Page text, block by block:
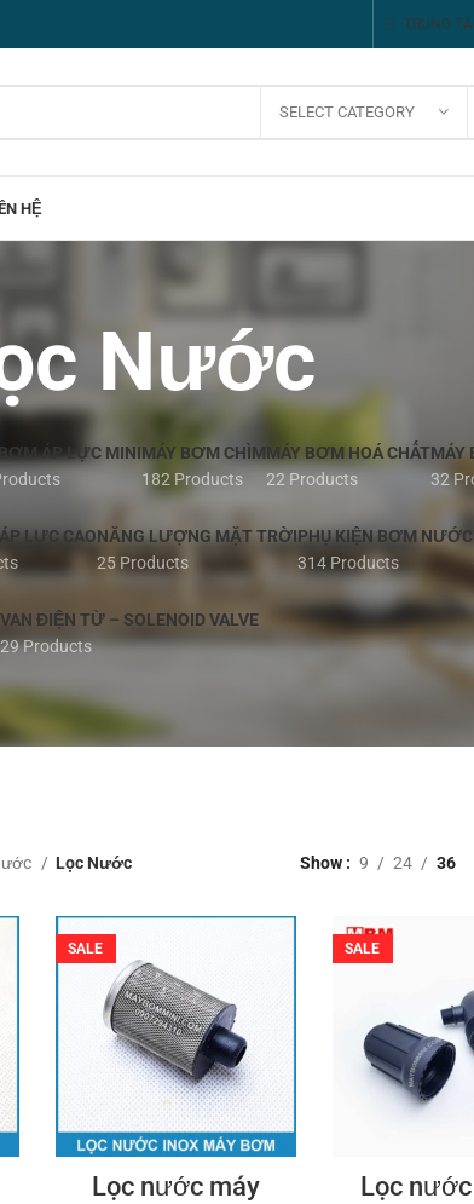
TRUNG
SELECT CATEGORY
HỆ
Nước
ÁP LỰC MINIMÁY BƠM CHÌM
182 Products
MÁY BƠM HOÁ CHẤT
22 Products
MÁY
32
LỰC CAONĂNG LƯỢNG MẶT TRỜI
25 Products
PHỤ KIỆN BƠM NƯỚC
314 Products
VAN ĐIỆN TỪ – SOLENOID VALVE
29 Products
Lọc Nước Show 9 24 36
SALE
Lọc nước máy
SALE
Lọc